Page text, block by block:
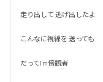
走り出して 逃げ出したよ
こんなに視線を 送っても
だってI'm傍観者